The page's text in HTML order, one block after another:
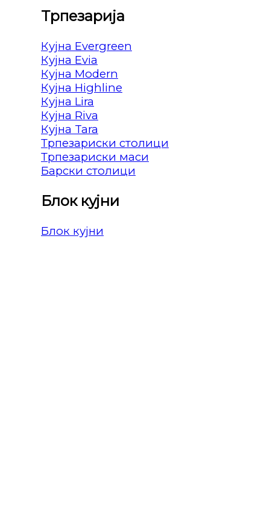
Трпезарија
Кујна Evergreen
Кујна Evia
Кујна Modern
Кујна Highline
Кујна Lira
Кујна Riva
Кујна Tara
Трпезариски столици
Трпезариски маси
Барски столици
Блок кујни
Блок кујни